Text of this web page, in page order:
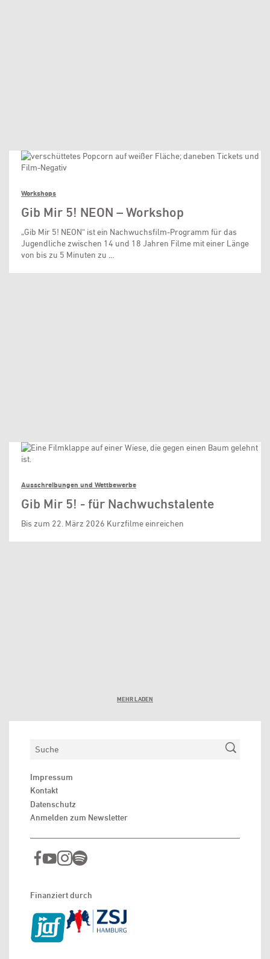
Workshops
Gib Mir 5! NEON – Workshop
„Gib Mir 5! NEON“ ist ein Nachwuchsfilm-Programm für das
Jugendliche zwischen 14 und 18 Jahren Filme mit einer Länge
von bis zu 5 Minuten zu …
Ausschreibungen und Wettbewerbe
Gib Mir 5! - für Nachwuchstalente
Bis zum 22. März 2026 Kurzfilme einreichen
MEHR LADEN
Suchen
Impressum
Kontakt
Datenschutz
Anmelden zum Newsletter
Finanziert durch